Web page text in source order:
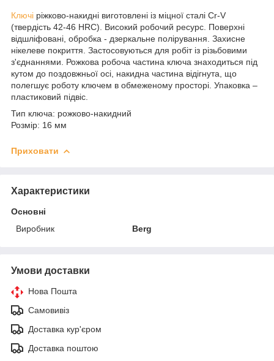
Ключі ріжково-накидні виготовлені із міцної сталі Cr-V
(твердість 42-46 HRC). Високий робочий ресурс. Поверхні
відшліфовані, обробка - дзеркальне полірування. Захисне
нікелеве покриття. Застосовуються для робіт із різьбовими
з'єднаннями. Рожкова робоча частина ключа знаходиться під
кутом до поздовжньої осі, накидна частина відігнута, що
полегшує роботу ключем в обмеженому просторі. Упаковка –
пластиковий підвіс.
Тип ключа: рожково-накидний
Розмір: 16 мм
Приховати
Характеристики
Основні
Виробник
Berg
Умови доставки
Нова Пошта
Самовивіз
Доставка кур'єром
Доставка поштою